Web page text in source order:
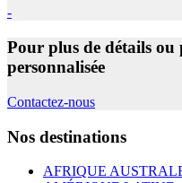
-
Pour plus de détails
personnalisée
Contactez-nous
Nos destinations
AFRIQUE